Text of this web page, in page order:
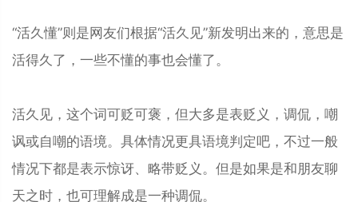
“活久懂”则是网友们根据“活久见”新发明出来的，意思是
活得久了，一些不懂的事也会懂了。
活久见，这个词可贬可褒，但大多是表贬义，调侃，嘲
讽或自嘲的语境。具体情况更具语境判定吧，不过一般
情况下都是表示惊讶、略带贬义。但是如果是和朋友聊
天之时，也可理解成是一种调侃。